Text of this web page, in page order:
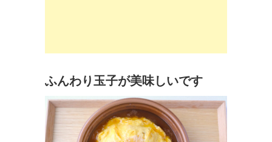
ふんわり玉子が美味しいです